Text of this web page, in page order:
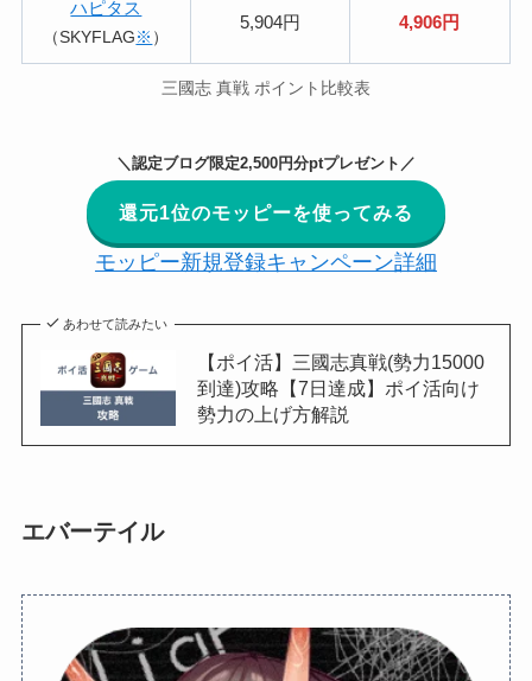
ハピタス
（SKYFLAG ※ ）
5,904円 4,906円
三國志 真戦 ポイント比較表
＼認定ブログ限定2,500円分ptプレゼント／
還元1位のモッピーを使ってみる
モッピー新規登録キャンペーン詳細
あわせて読みたい
【ポイ活】三國志真戦(勢力15000
到達)攻略【7日達成】ポイ活向け
勢力の上げ方解説
エバーテイル